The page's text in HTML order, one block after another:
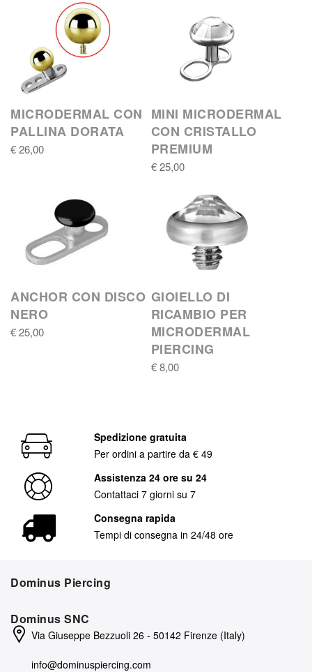
MICRODERMAL CON
PALLINA DORATA
€ 26,00
MINI MICRODERMAL
CON CRISTALLO
PREMIUM
€ 25,00
ANCHOR CON DISCO
NERO
€ 25,00
GIOIELLO DI
RICAMBIO PER
MICRODERMAL
PIERCING
€ 8,00
Spedizione gratuita
Per ordini a partire da € 49
Assistenza 24 ore su 24
Contattaci 7 giorni su 7
Consegna rapida
Tempi di consegna in 24/48 ore
Dominus Piercing
Dominus SNC
Via Giuseppe Bezzuoli 26 - 50142 Firenze (Italy)
info@dominuspiercing.com